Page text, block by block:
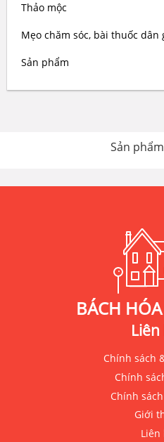
Thảo mộc
Mẹo chăm sóc, bài thuốc dân
Sản phẩm
Sản
BÁCH
Chính sách
Chính
Chính
Giới
Liên